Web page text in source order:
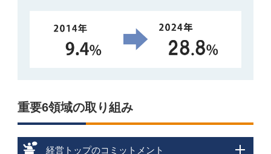
重要6領域の取り組み
経営トップのコミットメント